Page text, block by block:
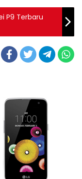
P9 Terbaru